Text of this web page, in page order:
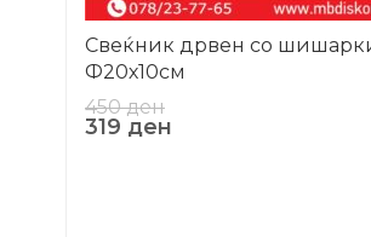
Свеќник дрвен со
Ф20х10см
450ден
319 ден